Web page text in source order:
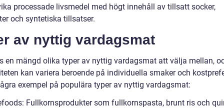
processade livsmedel med högt innehåll av tillsatt socker,
och syntetiska tillsatser.
av nyttig vardagsmat
en mängd olika typer av nyttig vardagsmat att välja mellan,
kan variera beroende på individuella smaker och
exempel på populära typer av nyttig vardagsmat:
Fullkornsprodukter som fullkornspasta, brunt ris och